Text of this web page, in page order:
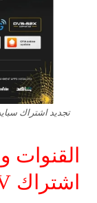
القنوات
اشتراك Spider IPTV